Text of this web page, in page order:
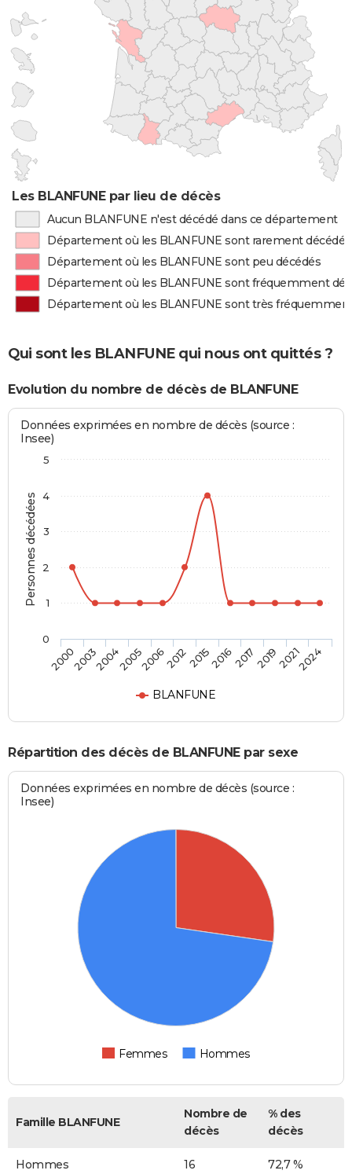
Les BLANFUNE par lieu de décès
Aucun BLANFUNE n'est décédé dans ce département
Département où les BLANFUNE sont rarement décédés
Département où les BLANFUNE sont peu décédés
Département où les BLANFUNE sont fréquemment
Département où les BLANFUNE sont très
Qui sont les BLANFUNE qui nous ont quittés ?
Evolution du nombre de décès de BLANFUNE
Personnes décédées
Données exprimées en nombre de décès (source :
Insee)
BLANFUNE
200020032004200520062012201520162017201920212024
0
1
2
3
4
5
Répartition des décès de BLANFUNE par sexe
Données exprimées en nombre de décès (source :
Insee)
Femmes Hommes
Famille BLANFUNE
Nombre de
décès
% des
décès
Hommes 16 72,7 %